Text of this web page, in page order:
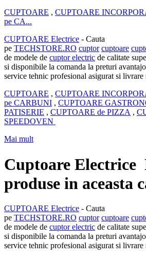
CUPTOARE , CUPTOARE
pe CA...
CUPTOARE Electrice - Cauta
pe TECHSTORE.RO cuptor cuptoare
de modele de cuptor electric de calitate
si disponibile la comanda la preturi
service tehnic profesional asigurat si
CUPTOARE , CUPTOARE
pe CARBUNI , CUPTOARE
PATISERIE , CUPTOARE de PIZZA ,
SPEEDOVEN
Mai mult
Cuptoare Electrice
produse in aceasta
CUPTOARE Electrice - Cauta
pe TECHSTORE.RO cuptor cuptoare
de modele de cuptor electric de calitate
si disponibile la comanda la preturi
service tehnic profesional asigurat si